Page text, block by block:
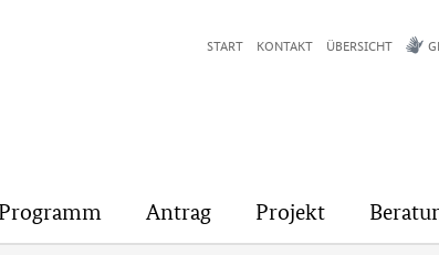
START KONTAKT ÜBERSICHT
Programm Antrag Projekt